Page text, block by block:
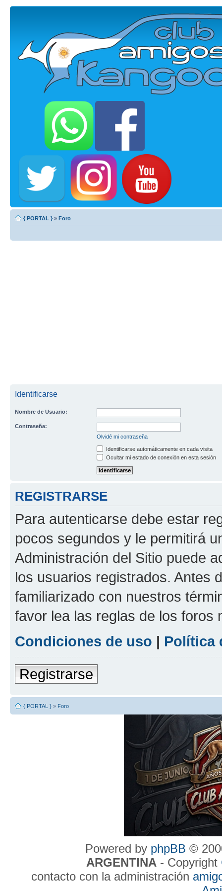
{ PORTAL } » Foro
Identificarse
Nombre de Usuario:
Contraseña:
Olvidé mi contraseña
Identificarse automáticamente en cada visita
Ocultar mi estado de conexión en esta sesión
REGISTRARSE
Para autenticarse debe estar
pocos segundos y le permitirá
Administración del Sitio puede
los usuarios registrados. Antes
familiarizado con nuestros
favor lea las reglas de los foros
Condiciones de uso | Política
Registrarse
{ PORTAL } » Foro
Powered by phpBB ©
ARGENTINA- Copyright
contacto con la administración